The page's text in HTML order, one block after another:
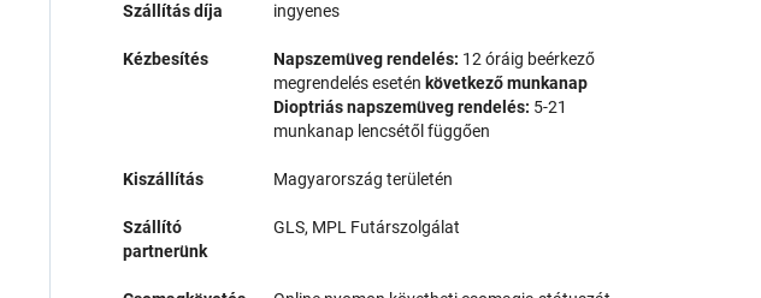
Szállítás díja ingyenes
Kézbesítés Napszemüveg rendelés: 12 óráig beérkező
megrendelés esetén következő munkanap
Dioptriás napszemüveg rendelés: 5-21
munkanap lencsétől függően
Kiszállítás Magyarország területén
Szállító
partnerünk
GLS, MPL Futárszolgálat